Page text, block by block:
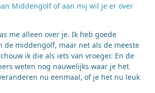
Middengolf of aan mij wil je er over
me alleen over je. Ik heb goede
de middengolf, maar net als de meeste
ik die als iets van vroeger. En de
weten nog nauwelijks waar je het
nu eenmaal, of je het nu leuk